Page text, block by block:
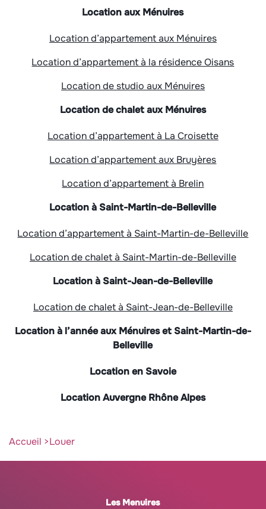
Location aux Ménuires
Location d’appartement aux Ménuires
Location d’appartement à la résidence Oisans
Location de studio aux Ménuires
Location de chalet aux Ménuires
Location d’appartement à La Croisette
Location d’appartement aux Bruyères
Location d’appartement à Brelin
Location à Saint-Martin-de-Belleville
Location d’appartement à Saint-Martin-de-Belleville
Location de chalet à Saint-Martin-de-Belleville
Location à Saint-Jean-de-Belleville
Location de chalet à Saint-Jean-de-Belleville
Location à l’année aux Ménuires et Saint-Martin-de-
Belleville
Location en Savoie
Location Auvergne Rhône Alpes
Accueil Louer
Les Menuires